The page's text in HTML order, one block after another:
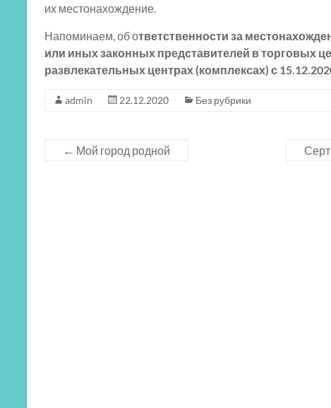
их местонахождение.
Напоминаем, об ответственности за
или иных законных представителей в торговых
развлекательных центрах (комплексах) с
admin 22.12.2020 Без рубрики
← Мой город родной